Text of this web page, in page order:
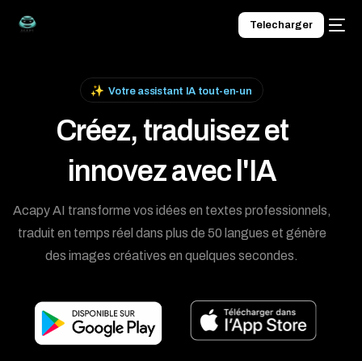
Telecharger
Votre assistant IA tout-en-un
Créez, traduisez et
innovez avec l'IA
Acapy AI transforme vos idées en textes professionnels,
traduit en temps réel dans plus de 50 langues et génère
des images créatives en quelques secondes.